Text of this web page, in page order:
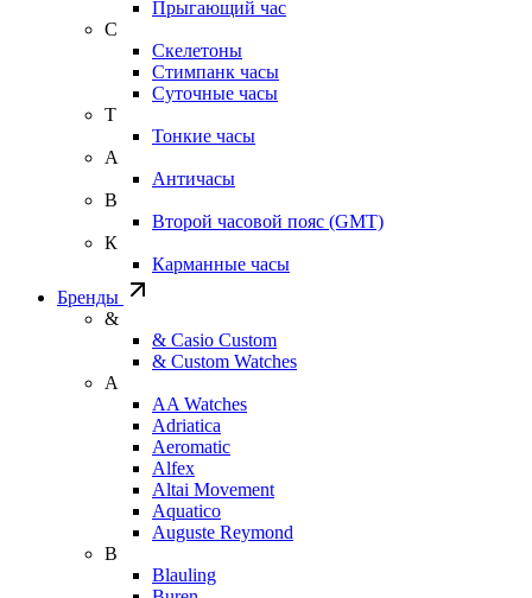
Прыгающий час
С
Скелетоны
Стимпанк часы
Суточные часы
Т
Тонкие часы
А
Античасы
В
Второй часовой пояс (GMT)
К
Карманные часы
Бренды
&
& Casio Custom
& Custom Watches
A
AA Watches
Adriatica
Aeromatic
Alfex
Altai Movement
Aquatico
Auguste Reymond
B
Blauling